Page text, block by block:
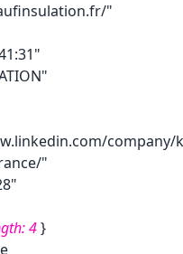
"
company/
"
4}